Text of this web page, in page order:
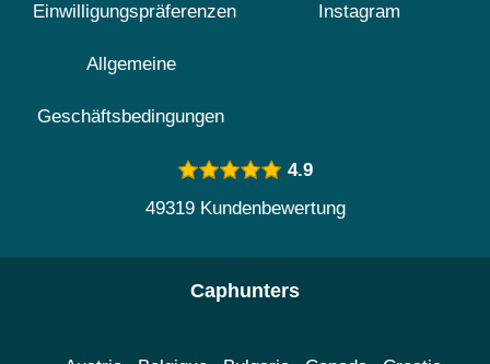
Einwilligungspräferenzen
Allgemeine
Geschäftsbedingungen
Instagram
4.9
49319 Kundenbewertung
Caphunters